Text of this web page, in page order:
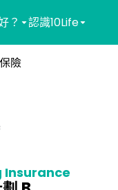
？ 認識10Life
險
Insurance